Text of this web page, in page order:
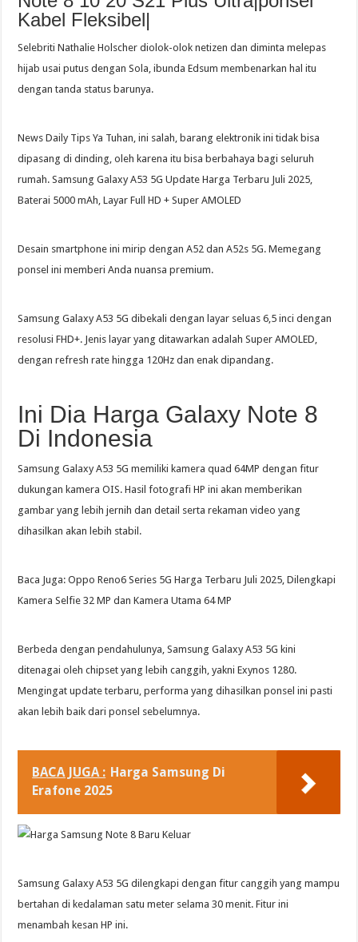
Kabel Fleksibel|
Selebriti Nathalie Holscher diolok-olok netizen dan diminta melepas
hijab usai putus dengan Sola, ibunda Edsum membenarkan hal itu
dengan tanda status barunya.
News Daily Tips Ya Tuhan, ini salah, barang elektronik ini tidak bisa
dipasang di dinding, oleh karena itu bisa berbahaya bagi seluruh
rumah. Samsung Galaxy A53 5G Update Harga Terbaru Juli 2025,
Baterai 5000 mAh, Layar Full HD + Super AMOLED
Desain smartphone ini mirip dengan A52 dan A52s 5G. Memegang
ponsel ini memberi Anda nuansa premium.
Samsung Galaxy A53 5G dibekali dengan layar seluas 6,5 inci dengan
resolusi FHD+. Jenis layar yang ditawarkan adalah Super AMOLED,
dengan refresh rate hingga 120Hz dan enak dipandang.
Ini Dia Harga Galaxy Note 8
Di Indonesia
Samsung Galaxy A53 5G memiliki kamera quad 64MP dengan fitur
dukungan kamera OIS. Hasil fotografi HP ini akan memberikan
gambar yang lebih jernih dan detail serta rekaman video yang
dihasilkan akan lebih stabil.
Baca Juga: Oppo Reno6 Series 5G Harga Terbaru Juli 2025, Dilengkapi
Kamera Selfie 32 MP dan Kamera Utama 64 MP
Berbeda dengan pendahulunya, Samsung Galaxy A53 5G kini
ditenagai oleh chipset yang lebih canggih, yakni Exynos 1280.
Mengingat update terbaru, performa yang dihasilkan ponsel ini pasti
akan lebih baik dari ponsel sebelumnya.
BACA JUGA : Harga Samsung Di
Erafone 2025
Samsung Galaxy A53 5G dilengkapi dengan fitur canggih yang mampu
bertahan di kedalaman satu meter selama 30 menit. Fitur ini
menambah kesan HP ini.